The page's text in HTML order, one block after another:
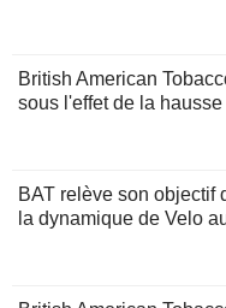
British American
sous l'effet de la
BAT relève son objectif
la dynamique de Velo